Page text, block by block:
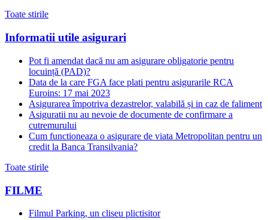
Toate stirile
Informatii utile asigurari
Pot fi amendat dacă nu am asigurare obligatorie pentru
locuință (PAD)?
Data de la care FGA face plati pentru asigurarile RCA
Euroins: 17 mai 2023
Asigurarea împotriva dezastrelor, valabilă și in caz de faliment
Asiguratii nu au nevoie de documente de confirmare a
cutremurului
Cum functioneaza o asigurare de viata Metropolitan pentru un
credit la Banca Transilvania?
Toate stirile
FILME
Filmul Parking, un cliseu plictisitor